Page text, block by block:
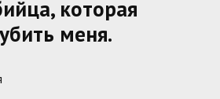
которая
меня.